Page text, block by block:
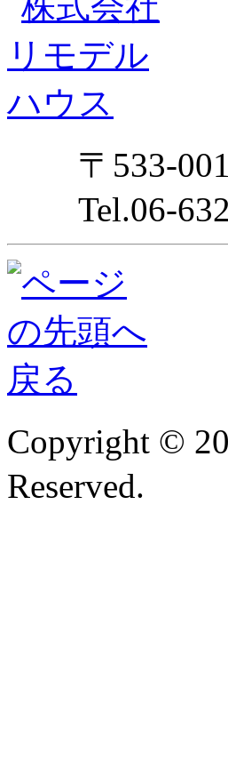
〒533-
Tel.06-
Copyright ©
Reserved.